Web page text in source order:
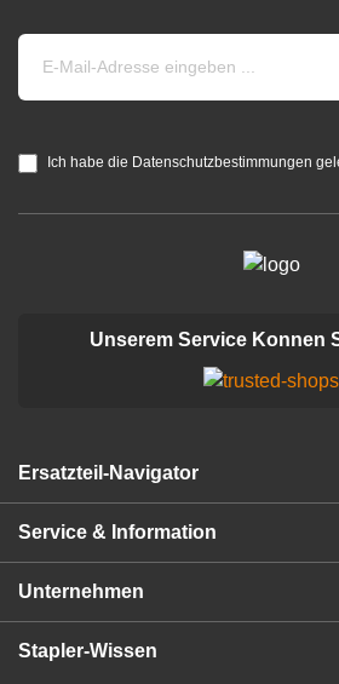
Ich habe die Datenschutzbestimmungen
Unserem Service Konnen
Ersatzteil-Navigator
Service & Information
Unternehmen
Stapler-Wissen